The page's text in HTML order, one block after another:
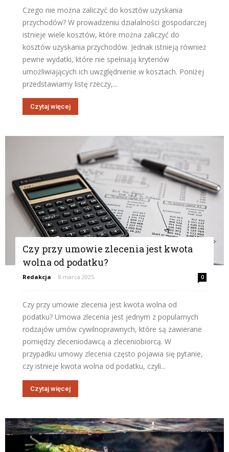
Czego nie można zaliczyć do kosztów uzyskania
przychodów? W prowadzeniu działalności gospodarczej
istnieje wiele kosztów, które można zaliczyć do
kosztów uzyskania przychodów. Jednak istnieją również
pewne wydatki, które nie spełniają kryteriów
umożliwiających ich uwzględnienie w kosztach. Poniżej
przedstawiamy listę rzeczy,...
Czytaj więcej
Czy przy umowie zlecenia jest kwota
wolna od podatku?
Redakcja - 8 marca 2025 0
Czy przy umowie zlecenia jest kwota wolna od
podatku? Umowa zlecenia jest jednym z popularnych
rodzajów umów cywilnoprawnych, które są zawierane
pomiędzy zleceniodawcą a zleceniobiorcą. W
przypadku umowy zlecenia często pojawia się pytanie,
czy istnieje kwota wolna od podatku, czyli...
Czytaj więcej